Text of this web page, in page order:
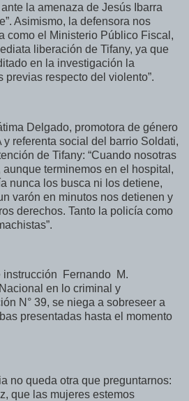
la amenaza de Jesús Ibarra
Asimismo, la defensora nos
como el Ministerio Público Fiscal,
liberación de Tifany, ya que
en la investigación la
respecto del violento”.
Delgado, promotora de género
referenta social del barrio Soldati,
de Tifany: “Cuando nosotras
terminemos en el hospital,
nunca los busca ni los detiene,
varón en minutos nos detienen y
derechos. Tanto la policía como
instrucción Fernando M.
en lo criminal y
N° 39, se niega a sobreseer a
presentadas hasta el momento
no queda otra que preguntarnos:
que las mujeres estemos